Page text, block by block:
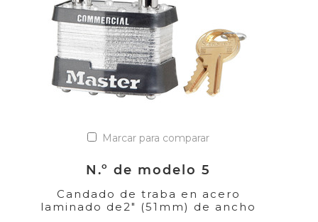
Marcar para comparar
N.º de modelo 5
Candado de traba en acero
laminado de2" (51mm) de ancho